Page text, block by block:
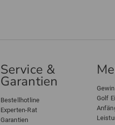
Service &
Garantien
Bestellhotline
Experten-Rat
Garantien
Golf